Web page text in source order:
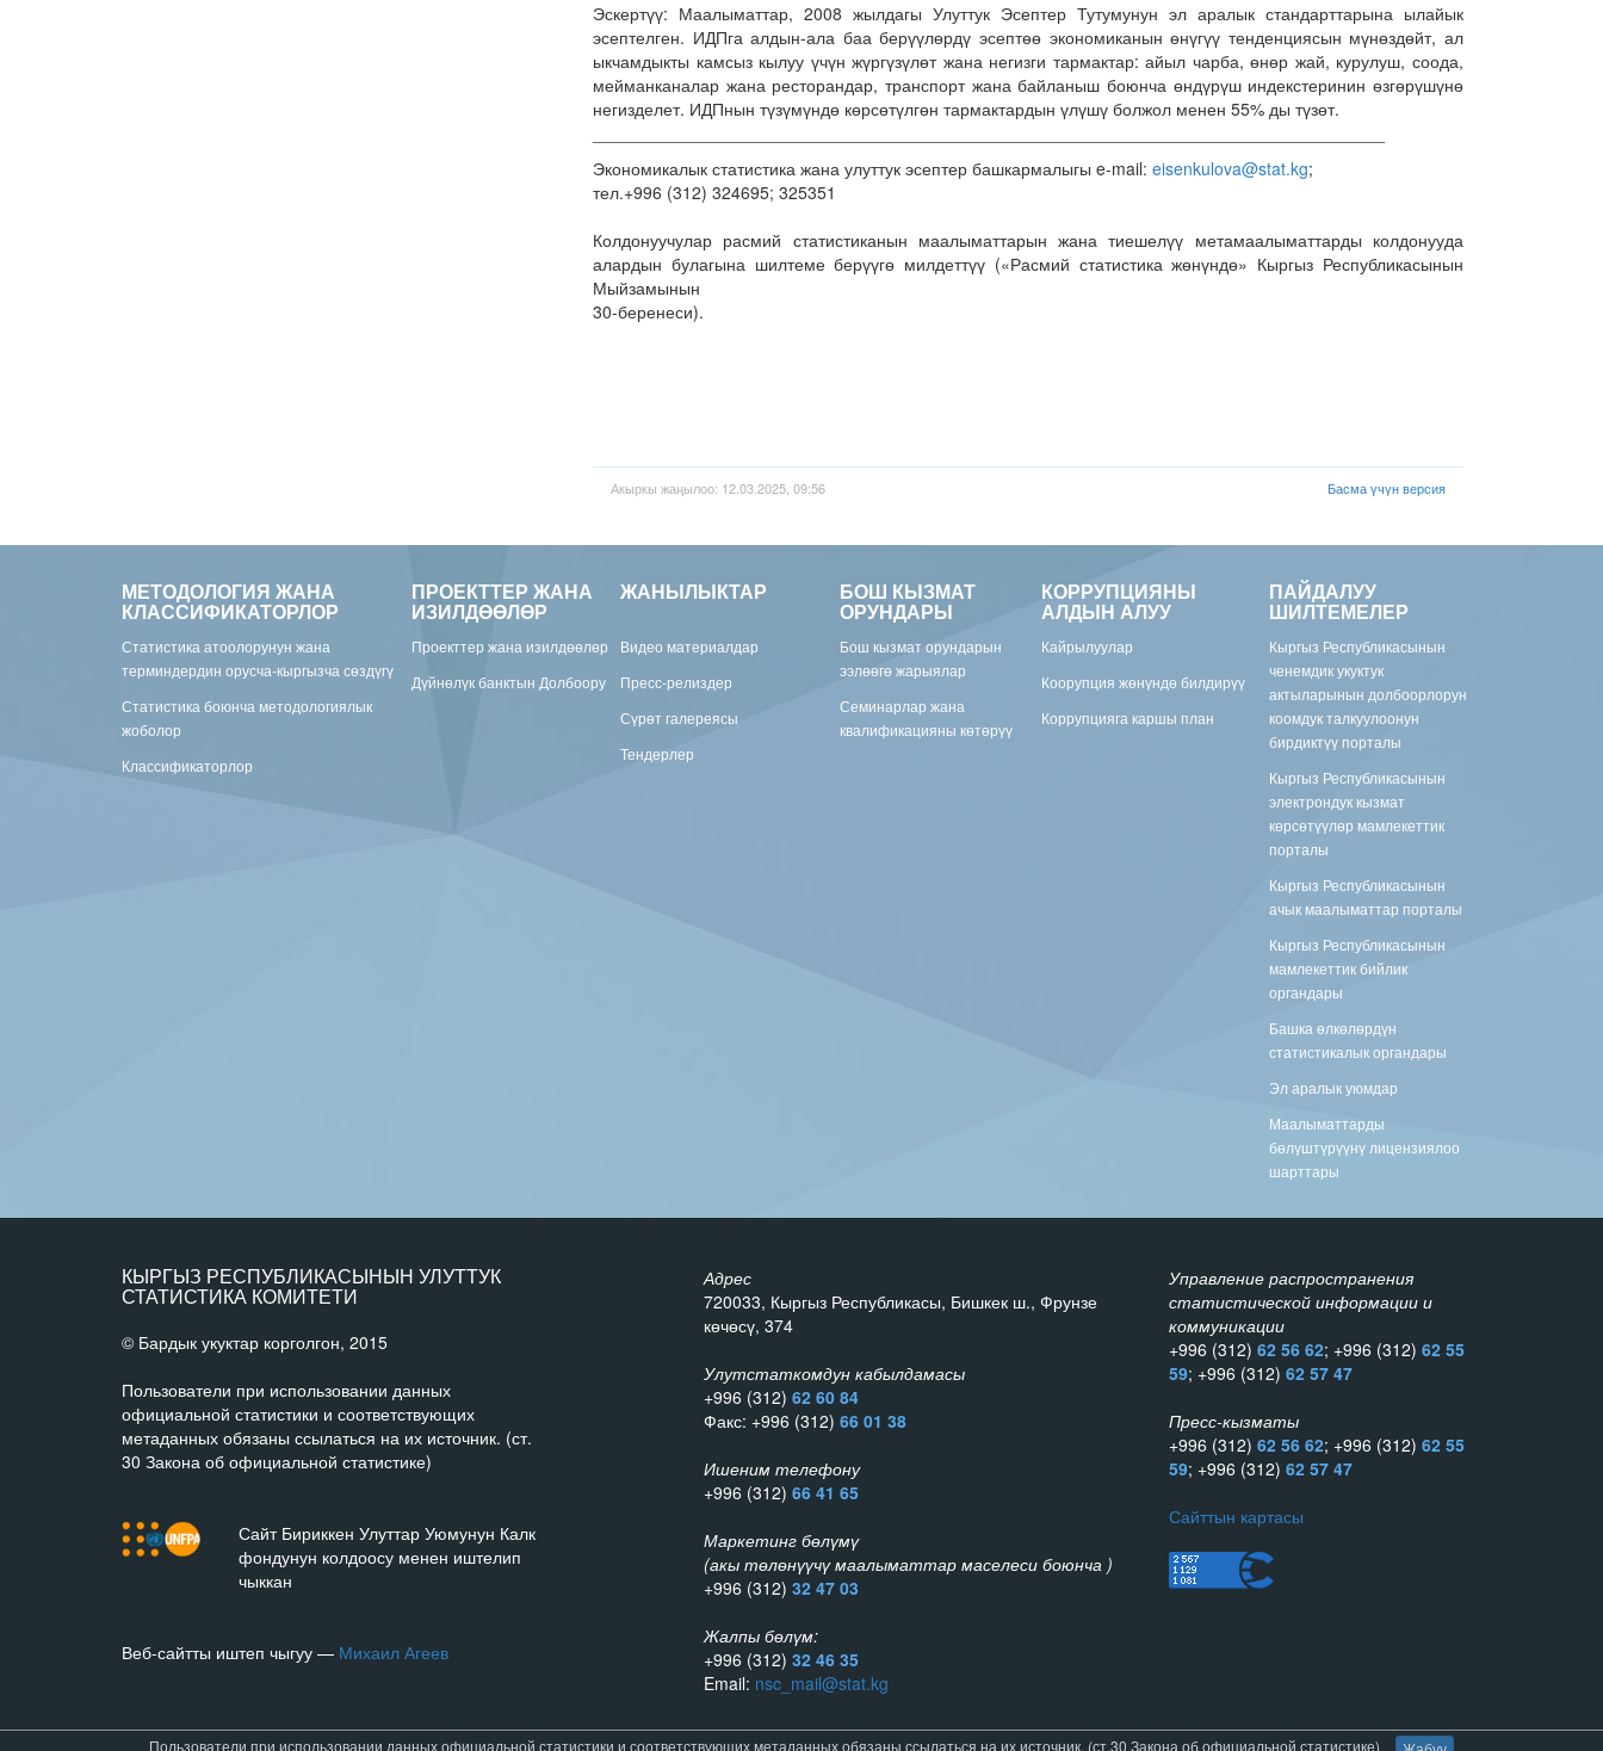
Эскертүү: Маалыматтар, 2008 жылдагы Улуттук Эсептер Тутумунун эл аралык стандарттарына ылайык
эсептелген. ИДПга алдын-ала баа берүүлөрдү эсептөө экономиканын өнүгүү тенденциясын мүнөздөйт, ал
ыкчамдыкты камсыз кылуу үчүн жүргүзүлөт жана негизги тармактар: айыл чарба, өнөр жай, курулуш, соода,
мейманканалар жана ресторандар, транспорт жана байланыш боюнча өндүрүш индекстеринин өзгөрүшүнө
негизделет. ИДПнын түзүмүндө көрсөтүлгөн тармактардын үлүшү болжол менен 55% ды түзөт.
Экономикалык статистика жана улуттук эсептер башкармалыгы e-mail: eisenkulova@stat.kg;
тел.+996 (312) 324695; 325351
Колдонуучулар расмий статистиканын маалыматтарын жана тиешелүү метамаалыматтарды колдонууда
алардын булагына шилтеме берүүгө милдеттүү («Расмий статистика жөнүндө» Кыргыз Республикасынын
Мыйзамынын
30-беренеси).
Акыркы жаңылоо: 12.03.2025, 09:56 Басма үчүн версия
МЕТОДОЛОГИЯ ЖАНА
КЛАССИФИКАТОРЛОР
Статистика атоолорунун жана
терминдердин орусча-кыргызча сөздүгү
Статистика боюнча методологиялык
жоболор
Классификаторлор
ПРОЕКТТЕР ЖАНА
ИЗИЛДӨӨЛӨР
Проекттер жана изилдөөлөр
Дүйнөлүк банктын Долбоору
ЖАНЫЛЫКТАР
Видео материалдар
Пресс-релиздер
Сүрөт галереясы
Тендерлер
БОШ КЫЗМАТ
ОРУНДАРЫ
Бош кызмат орундарын
ээлөөгө жарыялар
Семинарлар жана
квалификацияны көтөрүү
КОРРУПЦИЯНЫ
АЛДЫН АЛУУ
Кайрылуулар
Коорупция жөнүндө билдирүү
Коррупцияга каршы план
ПАЙДАЛУУ
ШИЛТЕМЕЛЕР
Кыргыз Республикасынын
ченемдик укуктук
актыларынын долбоорлорун
коомдук талкуулоонун
бирдиктүү порталы
Кыргыз Республикасынын
электрондук кызмат
көрсөтүүлөр мамлекеттик
порталы
Кыргыз Республикасынын
ачык маалыматтар порталы
Кыргыз Республикасынын
мамлекеттик бийлик
органдары
Башка өлкөлөрдүн
статистикалык органдары
Эл аралык уюмдар
Маалыматтарды
бөлүштүрүүнү лицензиялоо
шарттары
КЫРГЫЗ РЕСПУБЛИКАСЫНЫН УЛУТТУК
СТАТИСТИКА КОМИТЕТИ
© Бардык укуктар корголгон, 2015
Пользователи при использовании данных
официальной статистики и соответствующих
метаданных обязаны ссылаться на их источник. (ст.
30 Закона об официальной статистике)
Сайт Бириккен Улуттар Уюмунун Калк
фондунун колдоосу менен иштелип
чыккан
Веб-сайтты иштеп чыгуу — Михаил Агеев
Адрес
720033, Кыргыз Республикасы, Бишкек ш., Фрунзе
көчөсү, 374
Улутстаткомдун кабылдамасы
+996 (312) 62 60 84
Факс: +996 (312) 66 01 38
Ишеним телефону
+996 (312) 66 41 65
Маркетинг бөлүмү
(акы төлөнүүчү маалыматтар маселеси боюнча )
+996 (312) 32 47 03
Жалпы бөлүм:
+996 (312) 32 46 35
Email: nsc_mail@stat.kg
Управление распространения
статистической информации и
коммуникации
+996 (312) 62 56 62; +996 (312) 62 55
59; +996 (312) 62 57 47
Пресс-кызматы
+996 (312) 62 56 62; +996 (312) 62 55
59; +996 (312) 62 57 47
Сайттын картасы
Пользователи при использовании данных официальной статистики и соответствующих метаданных обязаны ссылаться на их источник. (ст.30 Закона об официальной статистике)